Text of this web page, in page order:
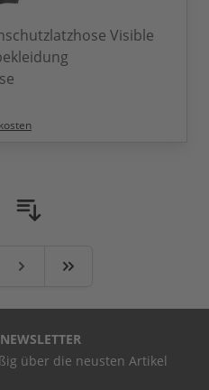
Visible
Seite
Weiter Zuletzt
über die neusten Artikel